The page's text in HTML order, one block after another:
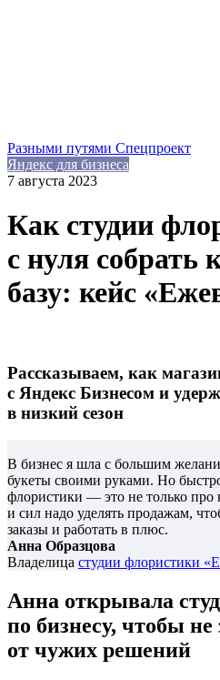
Разными путями Спецпроект
Яндекс для бизнеса
7 августа 2023
Как студии
с нуля собрать
базу: кейс
Рассказываем, как
с Яндекс Бизнесом и
в низкий сезон
В бизнес я шла с большим
букеты своими руками. Но
флористики — это не только про
и сил надо уделять продажам,
заказы и работать в плюс.
Анна Образцова
Владелица студии флористики
Анна открывала
по бизнесу, чтобы не
от чужих решений